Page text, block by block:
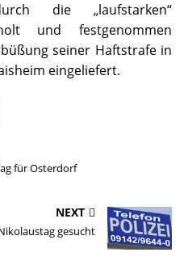
die „laufstarken“
und festgenommen
seiner Haftstrafe in
eingeliefert.
für Osterdorf
NEXT
gesucht